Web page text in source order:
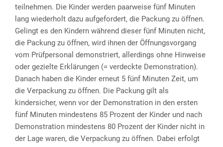
teilnehmen. Die Kinder werden paarweise fünf Minuten
lang wiederholt dazu aufgefordert, die Packung zu öffnen.
Gelingt es den Kindern während dieser fünf Minuten nicht,
die Packung zu öffnen, wird ihnen der Öffnungsvorgang
vom Prüfpersonal demonstriert, allerdings ohne Hinweise
oder gezielte Erklärungen (= verdeckte Demonstration).
Danach haben die Kinder erneut 5 fünf Minuten Zeit, um
die Verpackung zu öffnen. Die Packung gilt als
kindersicher, wenn vor der Demonstration in den ersten
fünf Minuten mindestens 85 Prozent der Kinder und nach
Demonstration mindestens 80 Prozent der Kinder nicht in
der Lage waren, die Verpackung zu öffnen. Dabei erfolgt